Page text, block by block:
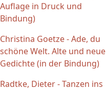
Auflage in Druck und
Bindung)
Christina Goetze - Ade, du
schöne Welt. Alte und neue
Gedichte (in der Bindung)
Radtke, Dieter - Tanzen ins